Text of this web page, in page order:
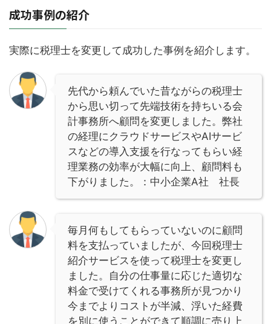
成功事例の紹介
実際に税理士を変更して成功した事例を紹介します。
先代から頼んでいた昔ながらの税理士
から思い切って先端技術を持ちいる会
計事務所へ顧問を変更しました。弊社
の経理にクラウドサービスやAIサービ
スなどの導入支援を行なってもらい経
理業務の効率が大幅に向上、顧問料も
下がりました。：中小企業A社 社長
毎月何もしてもらっていないのに顧問
料を支払っていましたが、今回税理士
紹介サービスを使って税理士を変更し
ました。自分の仕事量に応じた適切な
料金で受けてくれる事務所が見つかり
今までよりコストが半減、浮いた経費
を別に使うことができて順調に売り上